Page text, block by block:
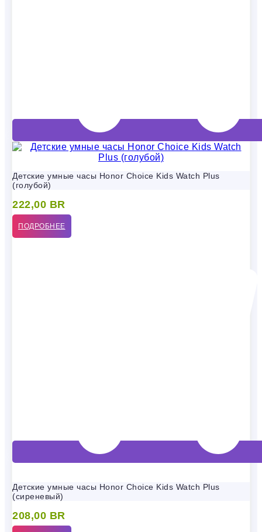
Детские умные часы Honor Choice Kids Watch Plus
(голубой)
222,00 BR
ПОДРОБНЕЕ
Детские умные часы Honor Choice Kids Watch Plus
(сиреневый)
208,00 BR